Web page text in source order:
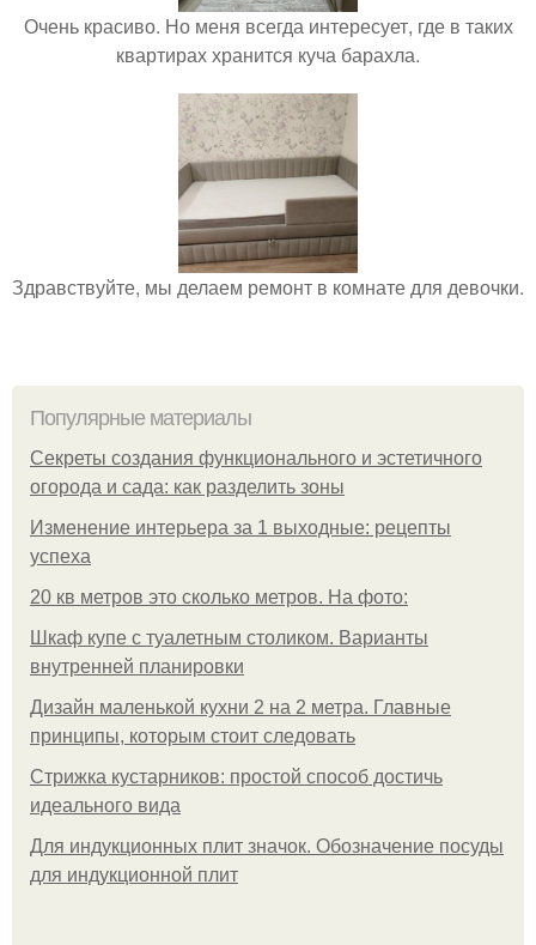
Очень красиво. Но меня всегда интересует, где в таких
квартирах хранится куча барахла.
Здравствуйте, мы делаем ремонт в комнате для девочки.
Популярные материалы
Секреты создания функционального и эстетичного
огорода и сада: как разделить зоны
Изменение интерьера за 1 выходные: рецепты
успеха
20 кв метров это сколько метров. На фото:
Шкаф купе с туалетным столиком. Варианты
внутренней планировки
Дизайн маленькой кухни 2 на 2 метра. Главные
принципы, которым стоит следовать
Стрижка кустарников: простой способ достичь
идеального вида
Для индукционных плит значок. Обозначение посуды
для индукционной плит